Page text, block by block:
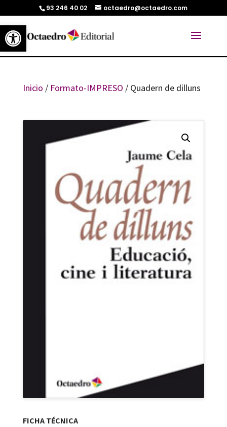
Abrir barra de herramientas
93 246 40 02 octaedro@octaedro.com
Inicio / Formato-IMPRESO / Quadern de dilluns
FICHA TÉCNICA